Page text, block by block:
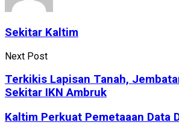
Sekitar Kaltim
Next Post
Terkikis Lapisan Tanah,
Sekitar IKN Ambruk
Kaltim Perkuat Pemetaaan Data